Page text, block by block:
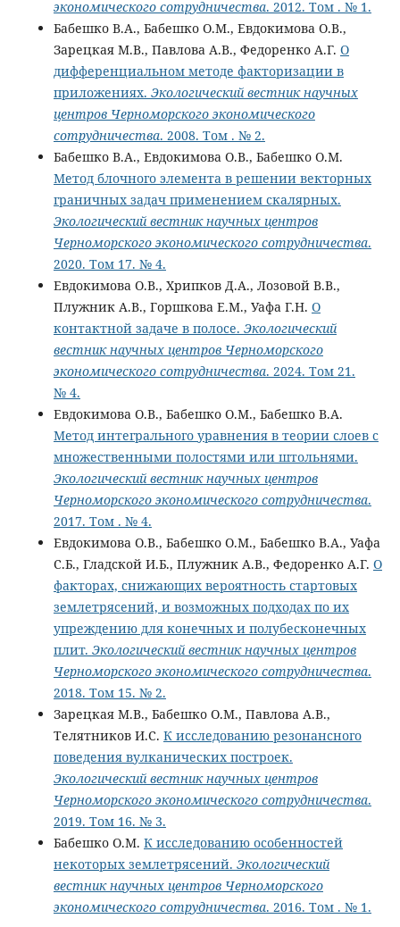
экономического сотрудничества. 2012. Том . № 1.
Бабешко В.А., Бабешко О.М., Евдокимова О.В.,
Зарецкая М.В., Павлова А.В., Федоренко А.Г. О
дифференциальном методе факторизации в
приложениях. Экологический вестник научных
центров Черноморского экономического
сотрудничества. 2008. Том . № 2.
Бабешко В.А., Евдокимова О.В., Бабешко О.М.
Метод блочного элемента в решении векторных
граничных задач применением скалярных.
Экологический вестник научных центров
Черноморского экономического сотрудничества.
2020. Том 17. № 4.
Евдокимова О.В., Хрипков Д.А., Лозовой В.В.,
Плужник А.В., Горшкова Е.М., Уафа Г.Н. О
контактной задаче в полосе. Экологический
вестник научных центров Черноморского
экономического сотрудничества. 2024. Том 21.
№ 4.
Евдокимова О.В., Бабешко О.М., Бабешко В.А.
Метод интегрального уравнения в теории слоев с
множественными полостями или штольнями.
Экологический вестник научных центров
Черноморского экономического сотрудничества.
2017. Том . № 4.
Евдокимова О.В., Бабешко О.М., Бабешко В.А., Уафа
С.Б., Гладской И.Б., Плужник А.В., Федоренко А.Г. О
факторах, снижающих вероятность стартовых
землетрясений, и возможных подходах по их
упреждению для конечных и полубесконечных
плит. Экологический вестник научных центров
Черноморского экономического сотрудничества.
2018. Том 15. № 2.
Зарецкая М.В., Бабешко О.М., Павлова А.В.,
Телятников И.С. К исследованию резонансного
поведения вулканических построек.
Экологический вестник научных центров
Черноморского экономического сотрудничества.
2019. Том 16. № 3.
Бабешко О.М. К исследованию особенностей
некоторых землетрясений. Экологический
вестник научных центров Черноморского
экономического сотрудничества. 2016. Том . № 1.